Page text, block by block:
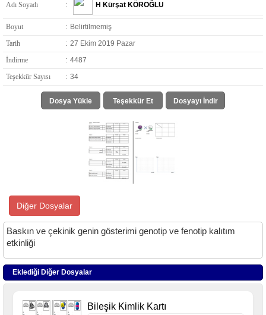
Adı Soyadı : H Kürşat KÖROĞLU
Boyut : Belirtilmemiş
Tarih
: 27 Ekim 2019 Pazar
İndirme
: 4487
Teşekkür Sayısı
: 34
Dosya Yükle Teşekkür Et Dosyayı İndir
Diğer Dosyalar
Baskın ve çekinik genin gösterimi genotip ve fenotip kalıtım
etkinliği
Eklediği Diğer Dosyalar
Bileşik Kimlik Kartı